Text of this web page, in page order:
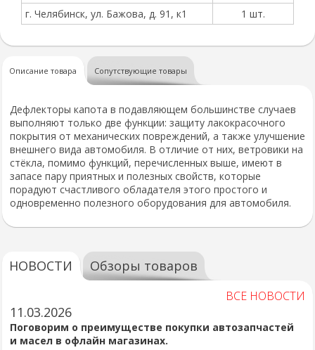
г. Челябинск, ул. Бажова, д. 91, к1
1 шт.
Описание товара Сопутствующие товары
Дефлекторы капота в подавляющем большинстве случаев
выполняют только две функции: защиту лакокрасочного
покрытия от механических повреждений, а также улучшение
внешнего вида автомобиля. В отличие от них, ветровики на
стёкла, помимо функций, перечисленных выше, имеют в
запасе пару приятных и полезных свойств, которые
порадуют счастливого обладателя этого простого и
одновременно полезного оборудования для автомобиля.
НОВОСТИ Обзоры товаров
ВСЕ НОВОСТИ
11.03.2026
Поговорим о преимуществе покупки автозапчастей
и масел в офлайн магазинах.